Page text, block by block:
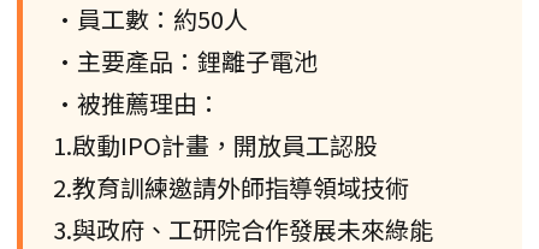
•員工數：約50人
•主要產品：鋰離子電池
•被推薦理由：
1.啟動IPO計畫，開放員工認股
2.教育訓練邀請外師指導領域技術
3.與政府、工研院合作發展未來綠能